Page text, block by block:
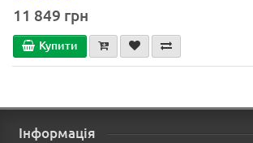
11 849 грн
Купити
Інформація